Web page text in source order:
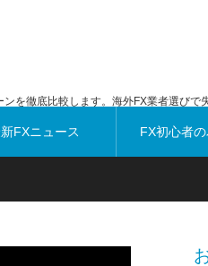
を徹底比較します。海外FX業者選びで
FXニュース FX初心者
お